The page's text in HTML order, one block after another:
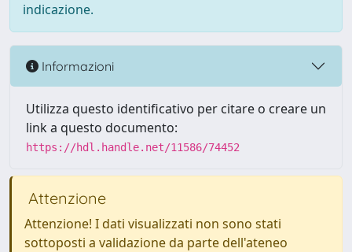
indicazione.
Informazioni
Utilizza questo identificativo per citare o creare un
link a questo documento:
https://hdl.handle.net/11586/74452
Attenzione
Attenzione! I dati visualizzati non sono stati
sottoposti a validazione da parte dell'ateneo